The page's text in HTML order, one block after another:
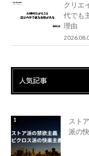
クリエ
代でも
理由
人気記事
スト
派の